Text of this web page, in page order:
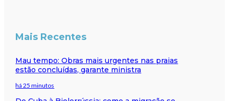
Mais Recentes
Mau tempo: Obras mais urgentes nas praias
estão concluídas, garante ministra
há 25 minutos